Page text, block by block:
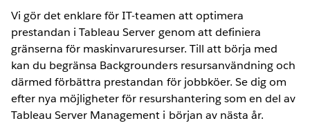
Vi gör det enklare för IT-teamen att optimera
prestandan i Tableau Server genom att definiera
gränserna för maskinvaruresurser. Till att börja med
kan du begränsa Backgrounders resursanvändning och
därmed förbättra prestandan för jobbköer. Se dig om
efter nya möjligheter för resurshantering som en del av
Tableau Server Management i början av nästa år.